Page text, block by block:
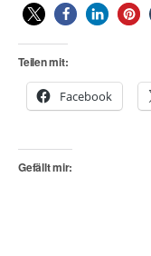
Teilen mit:
Facebook
Gefällt mir: